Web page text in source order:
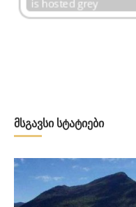
მსგავსი სტატიები